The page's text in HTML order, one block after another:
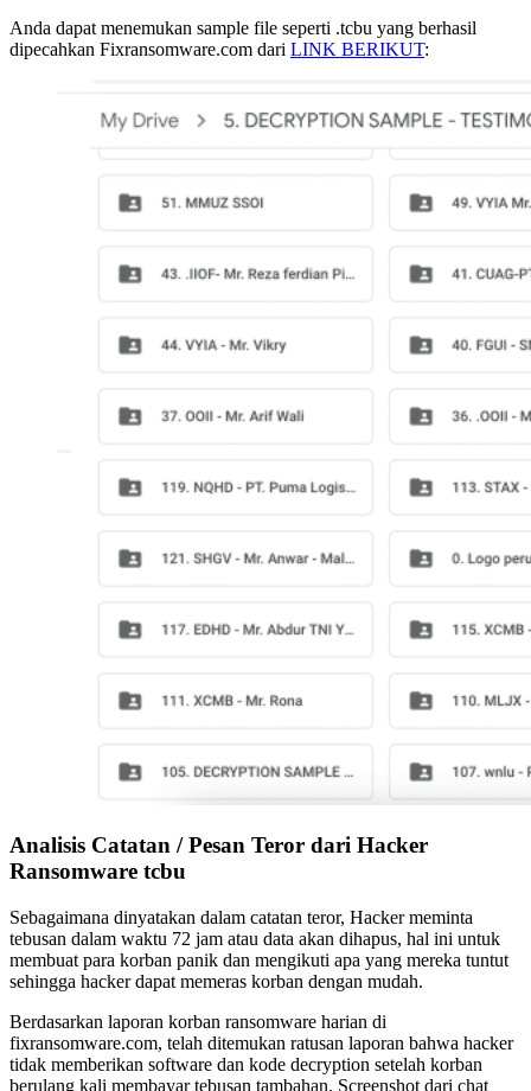
Anda dapat menemukan sample file seperti .tcbu yang berhasil
dipecahkan Fixransomware.com dari LINK BERIKUT:
Analisis Catatan / Pesan Teror dari Hacker
Ransomware tcbu
Sebagaimana dinyatakan dalam catatan teror, Hacker meminta
tebusan dalam waktu 72 jam atau data akan dihapus, hal ini untuk
membuat para korban panik dan mengikuti apa yang mereka tuntut
sehingga hacker dapat memeras korban dengan mudah.
Berdasarkan laporan korban ransomware harian di
fixransomware.com, telah ditemukan ratusan laporan bahwa hacker
tidak memberikan software dan kode decryption setelah korban
berulang kali membayar tebusan tambahan. Screenshot dari chat